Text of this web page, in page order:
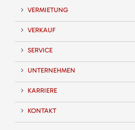
VERMIETUNG
VERKAUF
SERVICE
UNTERNEHMEN
KARRIERE
KONTAKT